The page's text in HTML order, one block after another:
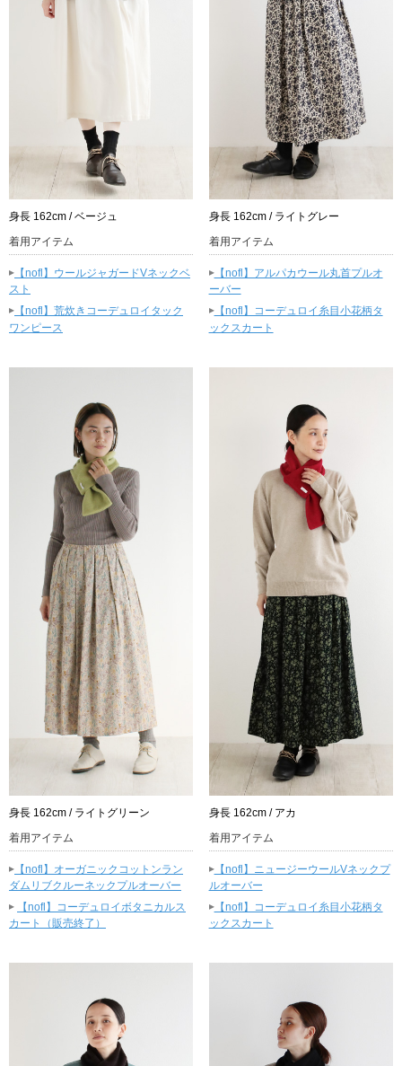
身長 162cm / ベージュ
着用アイテム
▸ 【nofl】ウールジャガードVネックベ
スト
▸ 【nofl】荒炊きコーデュロイタック
ワンピース
身長 162cm / ライトグレー
着用アイテム
▸【nofl】アルパカウール丸首プルオ
ーバー
▸【nofl】コーデュロイ糸目小花柄タ
ックスカート
身長 162cm / ライトグリーン
着用アイテム
▸ 【nofl】オーガニックコットンラン
ダムリブクルーネックプルオーバー
▸
【nofl】コーデュロイボタニカルス
カート（販売終了）
身長 162cm / アカ
着用アイテム
▸【nofl】ニュージーウールVネックプ
ルオーバー
▸【nofl】コーデュロイ糸目小花柄タ
ックスカート